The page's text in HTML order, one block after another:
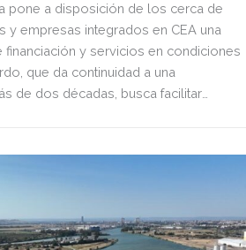
pone a disposición de los cerca de
y empresas integrados en CEA una
financiación y servicios en condiciones
que da continuidad a una
de dos décadas, busca facilitar
pymes y autónomos, uno de los